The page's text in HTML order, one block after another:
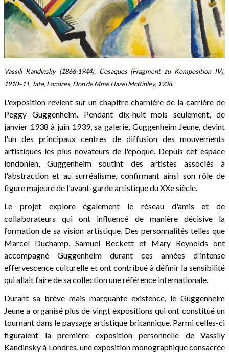
Vassili Kandinsky (1866-1944), Cosaques (Fragment zu Komposition IV),
1910–11, Tate, Londres, Don de Mme Hazel McKinley, 1938.
L'exposition revient sur un chapitre charnière de la carrière de
Peggy Guggenheim. Pendant dix-huit mois seulement, de
janvier 1938 à juin 1939, sa galerie, Guggenheim Jeune, devint
l'un des principaux centres de diffusion des mouvements
artistiques les plus novateurs de l'époque. Depuis cet espace
londonien, Guggenheim soutint des artistes associés à
l'abstraction et au surréalisme, confirmant ainsi son rôle de
figure majeure de l'avant-garde artistique du XXe siècle.
Le projet explore également le réseau d'amis et de
collaborateurs qui ont influencé de manière décisive la
formation de sa vision artistique. Des personnalités telles que
Marcel Duchamp, Samuel Beckett et Mary Reynolds ont
accompagné Guggenheim durant ces années d'intense
effervescence culturelle et ont contribué à définir la sensibilité
qui allait faire de sa collection une référence internationale.
Durant sa brève mais marquante existence, le Guggenheim
Jeune a organisé plus de vingt expositions qui ont constitué un
tournant dans le paysage artistique britannique. Parmi celles-ci
figuraient la première exposition personnelle de Vassily
Kandinsky à Londres, une exposition monographique consacrée